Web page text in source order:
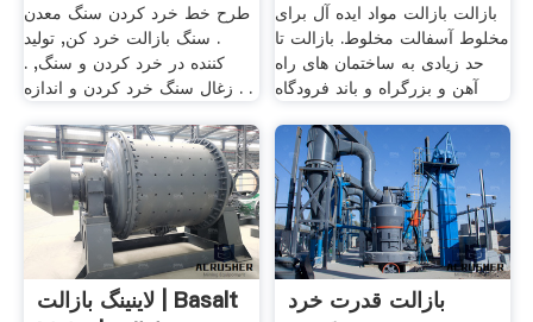
طرح خط خرد کردن سنگ معدن
. سنگ بازالت خرد کن, تولید
کننده در خرد کردن و سنگ, .
زغال سنگ خرد کردن و اندازه . .
بازالت بازالت مواد ایده آل برای
مخلوط آسفالت مخلوط. بازالت تا
حد زیادی به ساختمان های راه
آهن و بزرگراه و باند فرودگاه
لاینینگ بازالت | Basalt
بازالت قدرت خرد